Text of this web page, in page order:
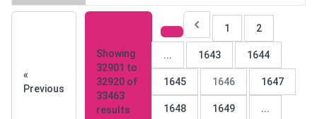
«
Previous
Showing
32901 to
32920 of
33463
results
1 2
... 1643 1644
1645 1646 1647
1648 1649 ...